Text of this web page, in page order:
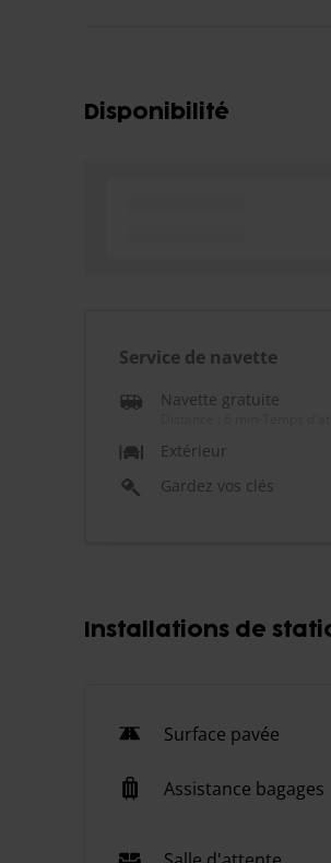
Disponibilité
Service de navette
Navette gratuite
Extérieur
Gardez vos clés
Installations de
Surface pavée
Assistance bagages